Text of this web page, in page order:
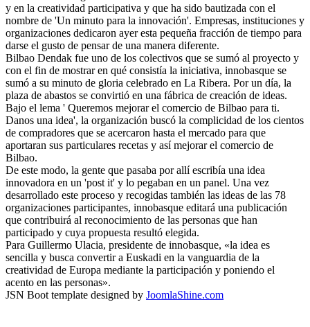
y en la creatividad participativa y que ha sido bautizada con el
nombre de 'Un minuto para la innovación'. Empresas, instituciones y
organizaciones dedicaron ayer esta pequeña fracción de tiempo para
darse el gusto de pensar de una manera diferente.
Bilbao Dendak fue uno de los colectivos que se sumó al proyecto y
con el fin de mostrar en qué consistía la iniciativa, innobasque se
sumó a su minuto de gloria celebrado en La Ribera. Por un día, la
plaza de abastos se convirtió en una fábrica de creación de ideas.
Bajo el lema ' Queremos mejorar el comercio de Bilbao para ti.
Danos una idea', la organización buscó la complicidad de los cientos
de compradores que se acercaron hasta el mercado para que
aportaran sus particulares recetas y así mejorar el comercio de
Bilbao.
De este modo, la gente que pasaba por allí escribía una idea
innovadora en un 'post it' y lo pegaban en un panel. Una vez
desarrollado este proceso y recogidas también las ideas de las 78
organizaciones participantes, innobasque editará una publicación
que contribuirá al reconocimiento de las personas que han
participado y cuya propuesta resultó elegida.
Para Guillermo Ulacia, presidente de innobasque, «la idea es
sencilla y busca convertir a Euskadi en la vanguardia de la
creatividad de Europa mediante la participación y poniendo el
acento en las personas».
JSN Boot template designed by JoomlaShine.com